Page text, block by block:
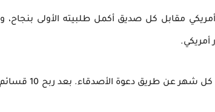
قسيمة شراء بقيمة 5 دولار أمريكي مقابل كل صديق أكمل
يمكنك الحصول